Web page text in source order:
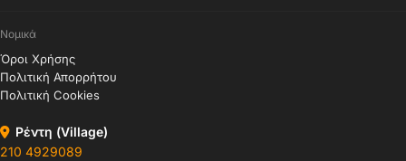
Νομικά
Όροι Χρήσης
Πολιτική Απορρήτου
Πολιτική Cookies
Ρέντη (Village)
210 4929089